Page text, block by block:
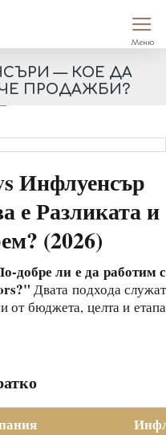
— КОЕ ДА
ПРОДАЖБИ?
Инфлуенсър
Разликата и
(2026)
добре ли е да работим с
Двата подхода служат
от бюджета, целта и етапа